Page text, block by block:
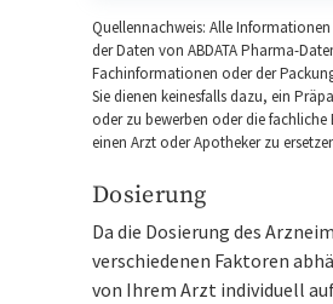
Quellennachweis: Alle
der Daten von ABDATA Pharma-
Fachinformationen oder der
Sie dienen keinesfalls dazu, ein
oder zu bewerben oder die fachliche
einen Arzt oder Apotheker zu
Dosierung
Da die Dosierung des
verschiedenen Faktoren
von Ihrem Arzt individuell